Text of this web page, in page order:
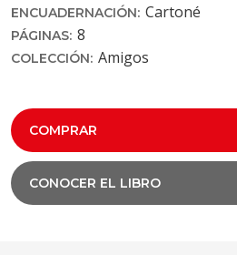
ENCUADERNACIÓN: Cartoné
PÁGINAS: 8
COLECCIÓN: Amigos
COMPRAR
CONOCER EL LIBRO